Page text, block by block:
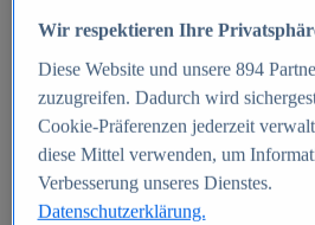
Zum
E-commerce
Beliebte Statistiken
Aktuelle Statistiken
E-Commerce - Entwicklung
Deutschland 1999-2025
Wir respektieren Ihre
Diese Website und unsere 894
zuzugreifen. Dadurch wird
Cookie-Präferenzen jederzeit
diese Mittel verwenden, um
Verbesserung unseres Dienstes.
Datenschutzerklärung.